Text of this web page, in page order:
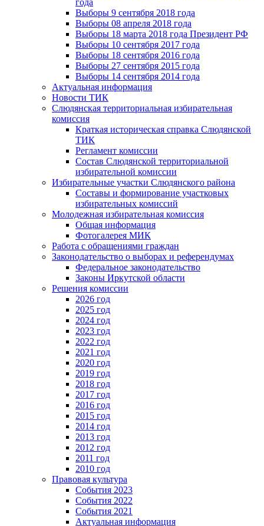
года
Выборы 9 сентября 2018 года
Выборы 08 апреля 2018 года
Выборы 18 марта 2018 года Президент РФ
Выборы 10 сентября 2017 года
Выборы 18 сентября 2016 года
Выборы 27 сентября 2015 года
Выборы 14 сентября 2014 года
Актуальная информация
Новости ТИК
Слюдянская территориальная избирательная
комиссия
Краткая историческая справка Слюдянской
ТИК
Регламент комиссии
Состав Слюдянской территориальной
избирательной комиссии
Избирательные участки Слюдянского района
Составы и формирование участковых
избирательных комиссий
Молодежная избирательная комиссия
Общая информация
Фотогалерея МИК
Работа с обращениями граждан
Законодательство о выборах и референдумах
Федеральное законодательство
Законы Иркутской области
Решения комиссии
2026 год
2025 год
2024 год
2023 год
2022 год
2021 год
2020 год
2019 год
2018 год
2017 год
2016 год
2015 год
2014 год
2013 год
2012 год
2011 год
2010 год
Правовая культура
События 2023
События 2022
События 2021
Актуальная информация